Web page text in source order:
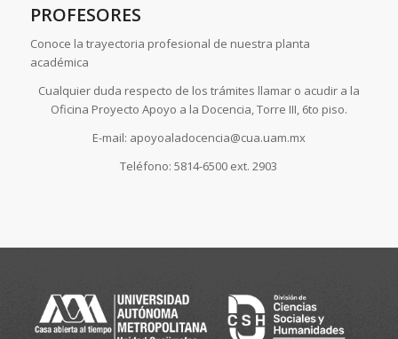
PROFESORES
Conoce la trayectoria profesional de nuestra planta
académica
Cualquier duda respecto de los trámites llamar o acudir a la
Oficina Proyecto Apoyo a la Docencia, Torre III, 6to piso.
E-mail: apoyoaladocencia@cua.uam.mx
Teléfono: 5814-6500 ext. 2903